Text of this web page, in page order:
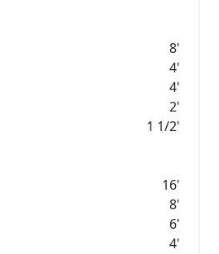
8'
4'
4'
2'
1 1/2'
16'
8'
6'
4'